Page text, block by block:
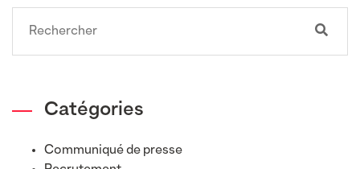
Catégories
Communiqué de presse